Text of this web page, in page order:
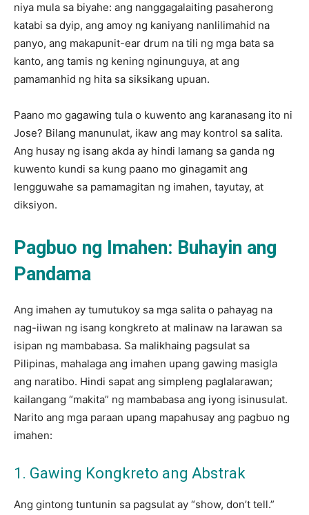
niya mula sa biyahe: ang nanggagalaiting pasaherong
katabi sa dyip, ang amoy ng kaniyang nanlilimahid na
panyo, ang makapunit-ear drum na tili ng mga bata sa
kanto, ang tamis ng kening nginunguya, at ang
pamamanhid ng hita sa siksikang upuan.
Paano mo gagawing tula o kuwento ang karanasang ito ni
Jose? Bilang manunulat, ikaw ang may kontrol sa salita.
Ang husay ng isang akda ay hindi lamang sa ganda ng
kuwento kundi sa kung paano mo ginagamit ang
lengguwahe sa pamamagitan ng imahen, tayutay, at
diksiyon.
Pagbuo ng Imahen: Buhayin ang
Pandama
Ang imahen ay tumutukoy sa mga salita o pahayag na
nag-iiwan ng isang kongkreto at malinaw na larawan sa
isipan ng mambabasa. Sa malikhaing pagsulat sa
Pilipinas, mahalaga ang imahen upang gawing masigla
ang naratibo. Hindi sapat ang simpleng paglalarawan;
kailangang “makita” ng mambabasa ang iyong isinusulat.
Narito ang mga paraan upang mapahusay ang pagbuo ng
imahen:
1. Gawing Kongkreto ang Abstrak
Ang gintong tuntunin sa pagsulat ay “show, don’t tell.”